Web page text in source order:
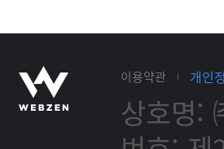
이용약관 개인
상호명: